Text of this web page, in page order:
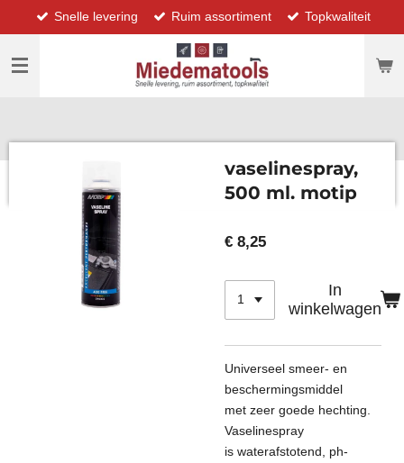
direct
naar
hoofdinhoud
Snelle levering Ruim assortiment Topkwaliteit
vaselinespray,
500 ml. motip
€ 8,25
In
winkelwagen
Universeel smeer- en
beschermingsmiddel
met zeer goede hechting.
Vaselinespray
is waterafstotend, ph-